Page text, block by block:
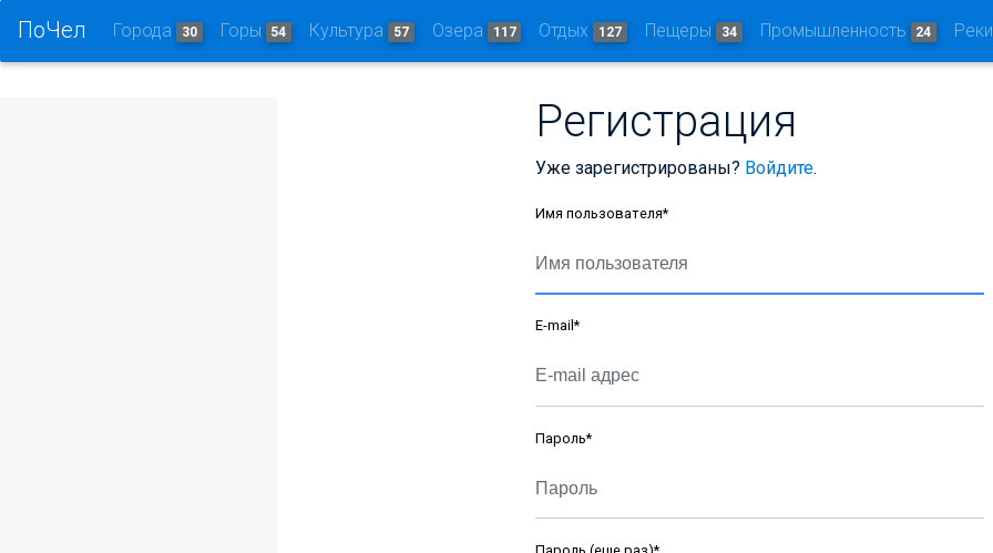
ПоЧел Города 30 Горы 54 Культура 57 Озера 117 Отдых 127 Пещеры 34 Промышленность 24
Регистрация
Уже зарегистрированы? Войдите.
Имя пользователя*
E-mail*
Пароль*